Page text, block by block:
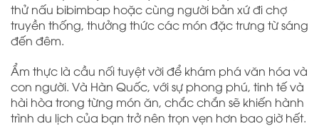
thử nấu bibimbap hoặc cùng người bản xứ đi chợ
truyền thống, thưởng thức các món đặc trưng từ sáng
đến đêm.
Ẩm thực là cầu nối tuyệt vời để khám phá văn hóa và
con người. Và Hàn Quốc, với sự phong phú, tinh tế và
hài hòa trong từng món ăn, chắc chắn sẽ khiến hành
trình du lịch của bạn trở nên trọn vẹn hơn bao giờ hết.